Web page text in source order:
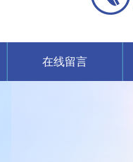
在线留言